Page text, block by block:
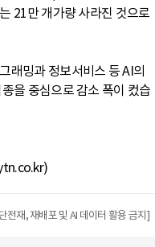
21만 개가량 사라진 것으로
래밍과 정보서비스 등 AI의
을 중심으로 감소 폭이 컸습
전재, 재배포 및 AI 데이터 활용 금지]